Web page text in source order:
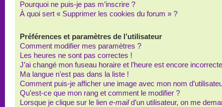
Pourquoi ne puis-je pas m’inscrire ?
À quoi sert « Supprimer les cookies du forum » ?
Préférences et paramètres de l’utilisateur
Comment modifier mes paramètres ?
Les heures ne sont pas correctes !
J’ai changé mon fuseau horaire et l’heure est encore
Ma langue n’est pas dans la liste !
Comment puis-je afficher une image avec mon nom
Qu’est-ce que mon rang et comment le modifier ?
Lorsque je clique sur le lien e-maild’un utilisateur, on me